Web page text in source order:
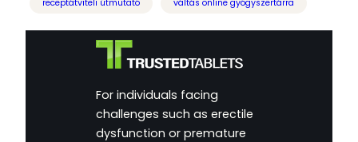
receptátviteli útmutató váltás online gyógyszertárra
For individuals facing
challenges such as erectile
dysfunction or premature